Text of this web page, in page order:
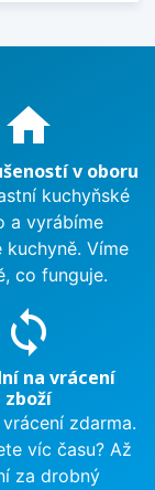
home
v oboru
kuchyňské
a vyrábíme
kuchyně. Víme
co funguje.
sync
na vrácení
zboží
zdarma.
víc času? Až
za drobný